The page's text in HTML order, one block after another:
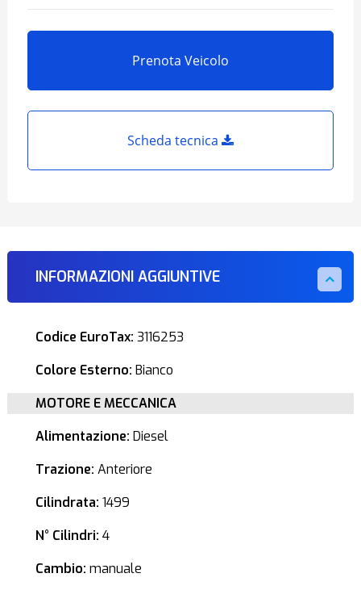
Prenota Veicolo
Scheda tecnica
INFORMAZIONI AGGIUNTIVE
Codice EuroTax: 3116253
Colore Esterno: Bianco
MOTORE E MECCANICA
Alimentazione: Diesel
Trazione: Anteriore
Cilindrata: 1499
N° Cilindri: 4
Cambio: manuale